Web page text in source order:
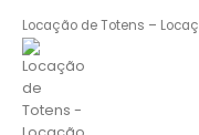
Locação de Totens –